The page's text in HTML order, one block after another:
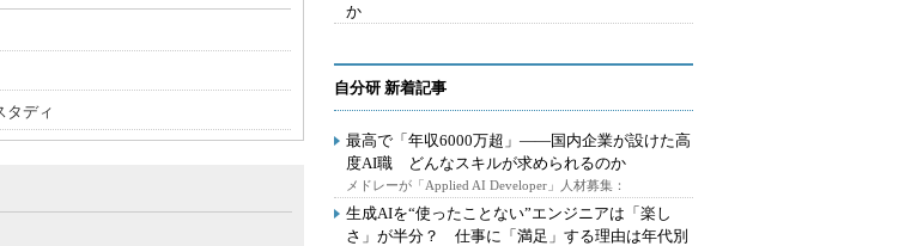
タディ
か
自分研 新着記事
最高で「年収6000万超」――国内企業が設けた高
度AI職 どんなスキルが求められるのか
メドレーが「Applied AI Developer」人材募集：
生成AIを“使ったことない”エンジニアは「楽し
さ」が半分？ 仕事に「満足」する理由は年代別